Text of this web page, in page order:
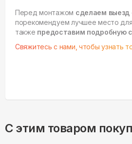
Перед монтажом сделаем выезд
порекомендуем лучшее место
также предоставим подробную
Свяжитесь с нами, чтобы узнать
С этим товаром